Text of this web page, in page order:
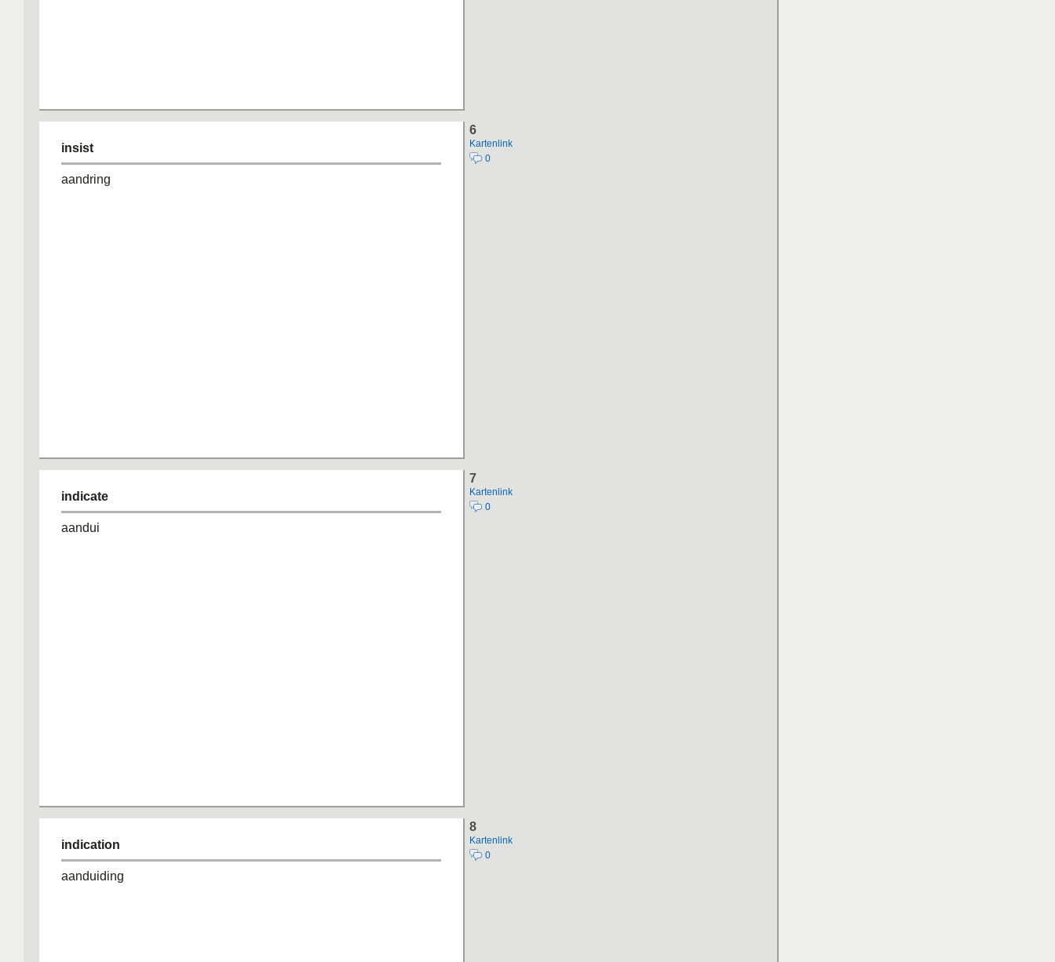
6
Kartenlink
0
insist
aandring
7
Kartenlink
0
indicate
aandui
8
Kartenlink
0
indication
aanduiding